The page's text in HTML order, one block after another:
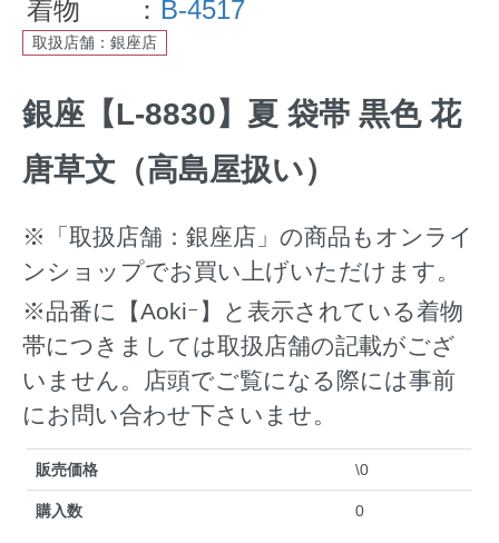
着物 ： B-4517
取扱店舗：銀座店
銀座【L-8830】夏 袋帯 黒色 花
唐草文（高島屋扱い）
※「取扱店舗：銀座店」の商品もオンライ
ンショップでお買い上げいただけます。
※品番に【Aokiｰ】と表示されている着物
帯につきましては取扱店舗の記載がござ
いません。店頭でご覧になる際には事前
にお問い合わせ下さいませ。
販売価格 \0
購入数 0